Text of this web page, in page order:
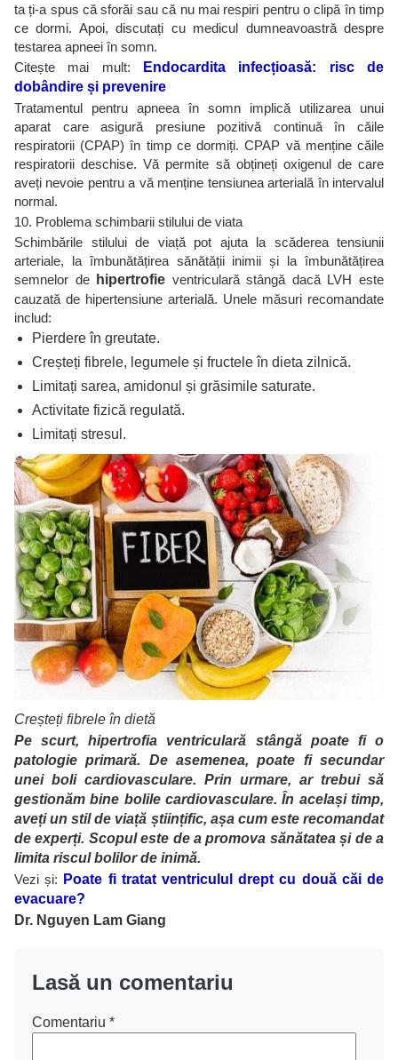
ta ți-a spus că sforăi sau că nu mai respiri pentru o clipă în timp
ce dormi. Apoi, discutați cu medicul dumneavoastră despre
testarea apneei în somn.
Citește mai mult:
Endocardita infecțioasă: risc de
dobândire și prevenire
Tratamentul pentru apneea în somn implică utilizarea unui
aparat care asigură presiune pozitivă continuă în căile
respiratorii (CPAP) în timp ce dormiți. CPAP vă menține căile
respiratorii deschise. Vă permite să obțineți oxigenul de care
aveți nevoie pentru a vă menține tensiunea arterială în intervalul
normal.
10. Problema schimbarii stilului de viata
Schimbările stilului de viață pot ajuta la scăderea tensiunii
arteriale, la îmbunătățirea sănătății inimii și la îmbunătățirea
semnelor de hipertrofie ventriculară stângă dacă LVH este
cauzată de hipertensiune arterială. Unele măsuri recomandate
includ:
Pierdere în greutate.
Creșteți fibrele, legumele și fructele în dieta zilnică.
Limitați sarea, amidonul și grăsimile saturate.
Activitate fizică regulată.
Limitați stresul.
Creșteți fibrele în dietă
Pe scurt, hipertrofia ventriculară stângă poate fi o
patologie primară. De asemenea, poate fi secundar
unei boli cardiovasculare. Prin urmare, ar trebui să
gestionăm bine bolile cardiovasculare. În același timp,
aveți un stil de viață științific, așa cum este recomandat
de experți. Scopul este de a promova sănătatea și de a
limita riscul bolilor de inimă.
Vezi și: Poate fi tratat ventriculul drept cu două căi de
evacuare?
Dr. Nguyen Lam Giang
Lasă un comentariu
Comentariu *